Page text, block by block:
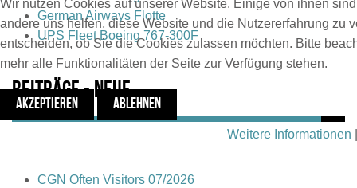
German Airways Flotte
UPS Fleet Boeing 767-300F
Beiträge - Neue
CGN Often Visitors 07/2026
Wir nutzen Cookies auf unserer Website. Einige von ihnen
andere uns helfen, diese Website und die Nutzererfahrung zu
entscheiden, ob Sie die Cookies zulassen möchten. Bitte
mehr alle Funktionalitäten der Seite zur Verfügung stehen.
AKZEPTIEREN ABLEHNEN
Weitere Informationen